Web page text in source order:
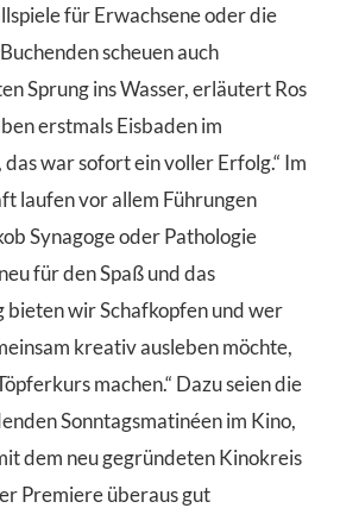
für Erwachsene oder die
scheuen auch
Sprung ins Wasser, erläutert Ros
erstmals Eisbaden im
war sofort ein voller Erfolg.“ Im
laufen vor allem Führungen
Synagoge oder Pathologie
für den Spaß und das
wir Schafkopfen und wer
kreativ ausleben möchte,
machen.“ Dazu seien die
Sonntagsmatinéen im Kino,
dem neu gegründeten Kinokreis
Premiere überaus gut